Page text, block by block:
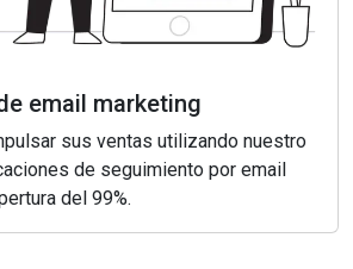
email marketing
sus ventas utilizando nuestro
de seguimiento por email
del 99%.